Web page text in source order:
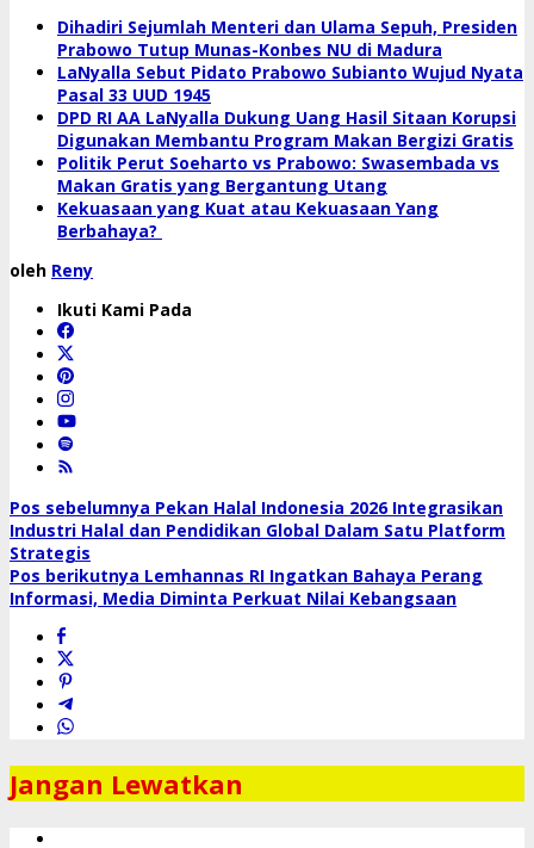
Dihadiri Sejumlah Menteri dan Ulama Sepuh, Presiden
Prabowo Tutup Munas-Konbes NU di Madura
LaNyalla Sebut Pidato Prabowo Subianto Wujud Nyata
Pasal 33 UUD 1945
DPD RI AA LaNyalla Dukung Uang Hasil Sitaan Korupsi
Digunakan Membantu Program Makan Bergizi Gratis
Politik Perut Soeharto vs Prabowo: Swasembada vs
Makan Gratis yang Bergantung Utang
Kekuasaan yang Kuat atau Kekuasaan Yang
Berbahaya?
oleh Reny
Ikuti Kami Pada
Navigasi
pos
Pos sebelumnya Pekan Halal Indonesia 2026 Integrasikan
Industri Halal dan Pendidikan Global Dalam Satu Platform
Strategis
Pos berikutnya Lemhannas RI Ingatkan Bahaya Perang
Informasi, Media Diminta Perkuat Nilai Kebangsaan
Jangan Lewatkan